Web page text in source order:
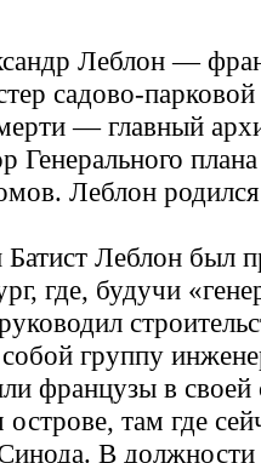
Леблон —
садово-
— главный
Генерального
Леблон
Леблон был
где, будучи
группу
французы в своей
там где
В должности